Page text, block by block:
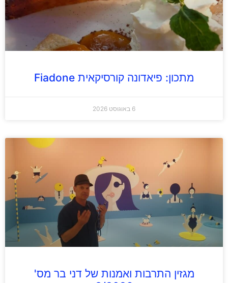
מתכון: פיאדונה קורסיקאית Fiadone
6 באוגוסט 2026
מגזין התרבות ואמנות של דני בר מס'